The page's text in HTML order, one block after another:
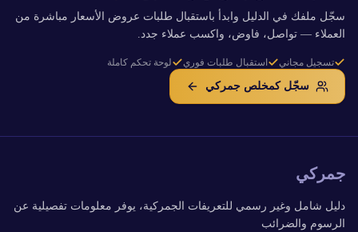
سجّل ملفك في الدليل وابدأ باستقبال طلبات عروض الأسعار مباشرة من
العملاء — تواصل، فاوض، واكسب عملاء جدد.
تسجيل مجاني استقبال طلبات فوري لوحة تحكم كاملة
سجّل كمخلص جمركي
جمركي
دليل شامل وغير رسمي للتعريفات الجمركية، يوفر معلومات تفصيلية عن
الرسوم والضرائب